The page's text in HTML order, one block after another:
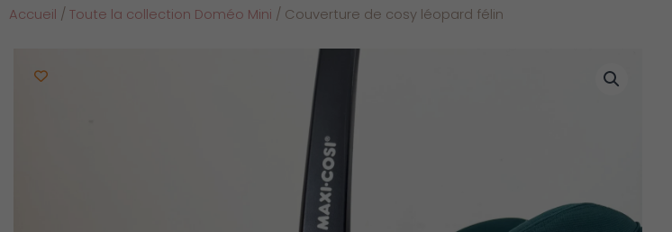
Accueil / Toute la collection Doméo Mini / Couverture de cosy léopard félin